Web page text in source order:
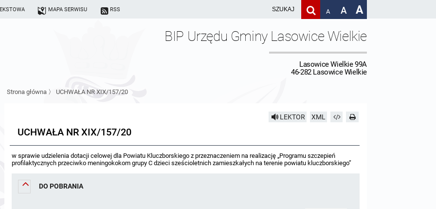
MAPA SERWISU RSS A A A
BIP Urzędu Gminy Lasowice Wielkie
Lasowice Wielkie 99A
46-282 Lasowice Wielkie
Strona główna 〉 UCHWAŁA NR XIX/157/20
LEKTOR XML
UCHWAŁA NR XIX/157/20
w sprawie udzielenia dotacji celowej dla Powiatu Kluczborskiego z przeznaczeniem na realizację „Programu szczepień
profilaktycznych przeciwko meningokokom grupy C dzieci sześcioletnich zamieszkałych na terenie powiatu kluczborskiego”
DO POBRANIA